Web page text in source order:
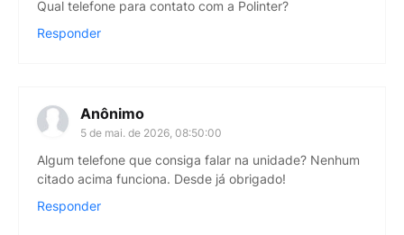
Qual telefone para contato com a Polinter?
Responder
Anônimo
5 de mai. de 2026, 08:50:00
Algum telefone que consiga falar na unidade? Nenhum
citado acima funciona. Desde já obrigado!
Responder